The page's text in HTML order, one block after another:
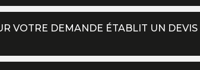
VOTRE DEMANDE ÉTABLIT UN DEVIS